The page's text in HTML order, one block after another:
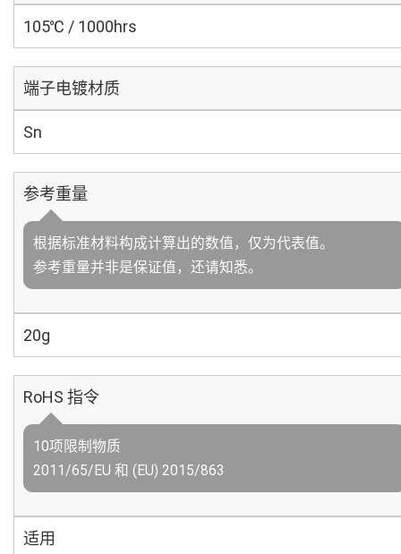
105℃ / 1000hrs
端子电镀材质
Sn
参考重量
根据标准材料构成计算出的数值，仅为代表值。
参考重量并非是保证值，还请知悉。
20g
RoHS 指令
10项限制物质
2011/65/EU 和 (EU) 2015/863
适用